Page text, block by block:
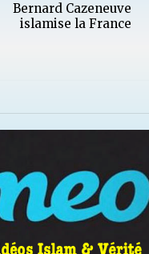
Bernard Cazeneuve
islamise la France